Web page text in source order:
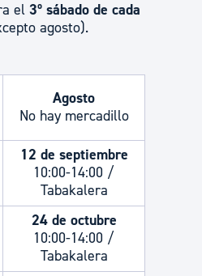
el 3º sábado de cada
agosto).
Agosto
No hay mercadillo
12 de septiembre
10:00-14:00 /
Tabakalera
24 de octubre
10:00-14:00 /
Tabakalera